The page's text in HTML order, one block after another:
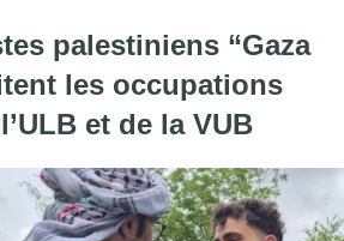
palestiniens “Gaza
les occupations
et de la VUB